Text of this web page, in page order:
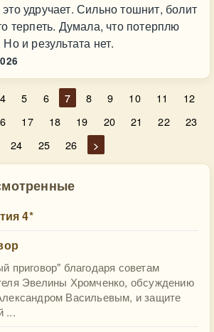
удручает. Сильно тошнит, болит
терпеть. Думала, что потерплю
и результата нет.
4 5 6 7 8 9 10 11
12
17 18 19 20 21 22
23
24
25 26 >
4*
приговор" благодаря советам
Эвелины Хромченко, обсуждению
Васильевым, и защите
...